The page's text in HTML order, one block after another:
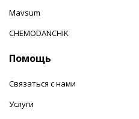
Mavsum
CHEMODANCHIK
Помощь
Связаться с нами
Услуги